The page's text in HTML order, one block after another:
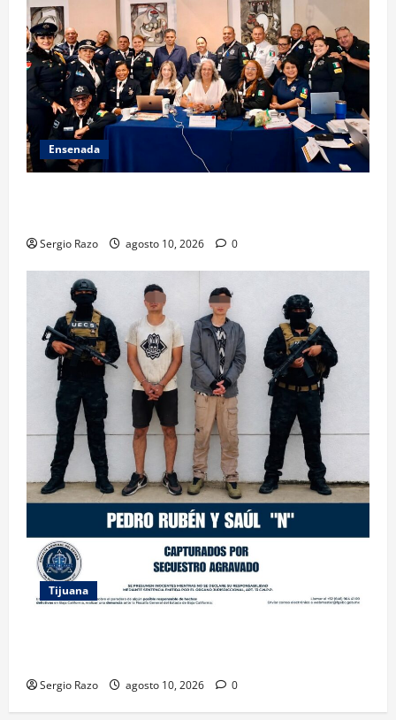
Ensenada
Sergio Razo agosto 10, 2026 0
Tijuana
Sergio Razo agosto 10, 2026 0